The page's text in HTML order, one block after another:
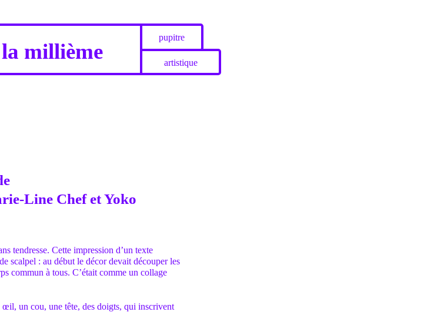
la millième
pupitre
artistique
Line Chef et Yoko
tendresse. Cette impression d’un texte
scalpel : au début le décor devait découper les
commun à tous. C’était comme un collage
un cou, une tête, des doigts, qui inscrivent